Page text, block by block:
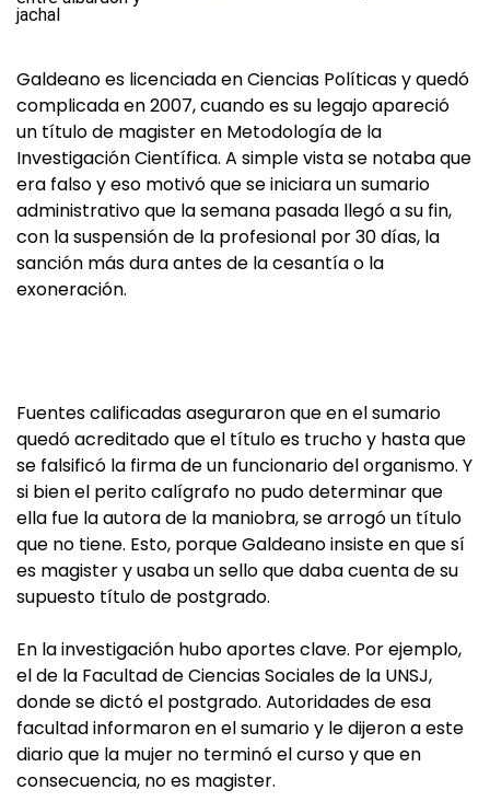
Galdeano es licenciada en Ciencias Políticas y quedó
complicada en 2007, cuando es su legajo apareció
un título de magister en Metodología de la
Investigación Científica. A simple vista se notaba que
era falso y eso motivó que se iniciara un sumario
administrativo que la semana pasada llegó a su fin,
con la suspensión de la profesional por 30 días, la
sanción más dura antes de la cesantía o la
exoneración.
Fuentes calificadas aseguraron que en el sumario
quedó acreditado que el título es trucho y hasta que
se falsificó la firma de un funcionario del organismo. Y
si bien el perito calígrafo no pudo determinar que
ella fue la autora de la maniobra, se arrogó un título
que no tiene. Esto, porque Galdeano insiste en que sí
es magister y usaba un sello que daba cuenta de su
supuesto título de postgrado.
En la investigación hubo aportes clave. Por ejemplo,
el de la Facultad de Ciencias Sociales de la UNSJ,
donde se dictó el postgrado. Autoridades de esa
facultad informaron en el sumario y le dijeron a este
diario que la mujer no terminó el curso y que en
consecuencia, no es magister.